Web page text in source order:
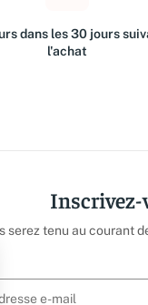
dans les 30 jours
l'achat
Inscrivez-
serez tenu au courant